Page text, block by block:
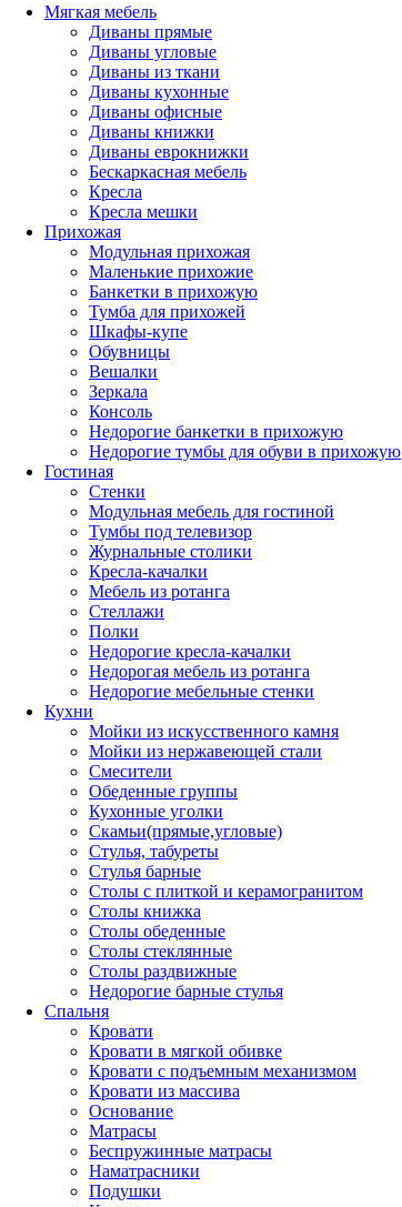
Мягкая мебель
Диваны прямые
Диваны угловые
Диваны из ткани
Диваны кухонные
Диваны офисные
Диваны книжки
Диваны еврокнижки
Бескаркасная мебель
Кресла
Кресла мешки
Прихожая
Модульная прихожая
Маленькие прихожие
Банкетки в прихожую
Тумба для прихожей
Шкафы-купе
Обувницы
Вешалки
Зеркала
Консоль
Недорогие банкетки в прихожую
Недорогие тумбы для обуви в прихожую
Гостиная
Стенки
Модульная мебель для гостиной
Тумбы под телевизор
Журнальные столики
Кресла-качалки
Мебель из ротанга
Стеллажи
Полки
Недорогие кресла-качалки
Недорогая мебель из ротанга
Недорогие мебельные стенки
Кухни
Мойки из искусственного камня
Мойки из нержавеющей стали
Смесители
Обеденные группы
Кухонные уголки
Скамьи(прямые,угловые)
Стулья, табуреты
Стулья барные
Столы с плиткой и керамогранитом
Столы книжка
Столы обеденные
Столы стеклянные
Столы раздвижные
Недорогие барные стулья
Спальня
Кровати
Кровати в мягкой обивке
Кровати с подъемным механизмом
Кровати из массива
Основание
Матрасы
Беспружинные матрасы
Наматрасники
Подушки